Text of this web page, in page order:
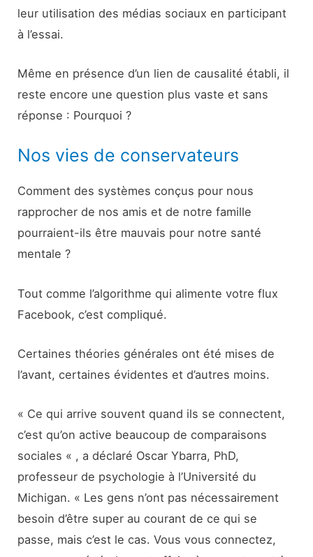
leur utilisation des médias sociaux en participant
à l’essai.
Même en présence d’un lien de causalité établi, il
reste encore une question plus vaste et sans
réponse : Pourquoi ?
Nos vies de conservateurs
Comment des systèmes conçus pour nous
rapprocher de nos amis et de notre famille
pourraient-ils être mauvais pour notre santé
mentale ?
Tout comme l’algorithme qui alimente votre flux
Facebook, c’est compliqué.
Certaines théories générales ont été mises de
l’avant, certaines évidentes et d’autres moins.
« Ce qui arrive souvent quand ils se connectent,
c’est qu’on active beaucoup de comparaisons
sociales « , a déclaré Oscar Ybarra, PhD,
professeur de psychologie à l’Université du
Michigan. « Les gens n’ont pas nécessairement
besoin d’être super au courant de ce qui se
passe, mais c’est le cas. Vous vous connectez,